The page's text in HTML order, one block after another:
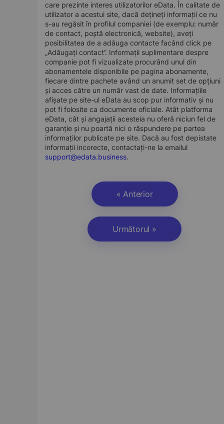
care prezinte interes utilizatorilor eData. În calitate de
utilizator a acestui site, dacă dețineți informații ce nu
s-au regăsit în profilul companiei (de exemplu: număr
de contact, poștă electronică, website), aveți
posibilitatea de a adăuga contacte facând click pe
„Adăugați contact”. Informații suplimentare despre
companie pot fi vizualizate procurând unul din
abonamentele disponibile pe pagina abonamente,
fiecare dintre pachete având un anumit set de opțiuni
și acces către un număr vast de date. Informațiile
afișate pe site-ul eData au scop pur informativ și nu
pot fi folosite ca documente oficiale. Atât platforma
eData, cât și angajații acesteia nu oferă niciun fel de
garanție și nu poartă nici o răspundere pe partea
informaților publicate pe site. Dacă au fost depistate
informații incorecte, contactați-ne la emailul
support@edata.business.
« Anterior
Următorul »